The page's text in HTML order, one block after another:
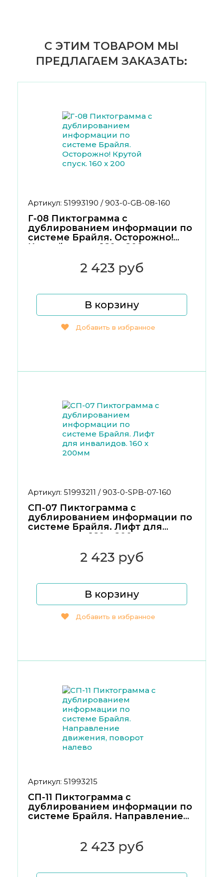
С ЭТИМ ТОВАРОМ МЫ
ПРЕДЛАГАЕМ ЗАКАЗАТЬ:
Артикул: 51993190 / 903-0-GB-08-160
Г-08 Пиктограмма с
дублированием информации по
системе Брайля. Осторожно!
Крутой спуск. 160 x 200
2 423 руб
В корзину
Добавить в избранное
Артикул: 51993211 / 903-0-SPB-07-160
СП-07 Пиктограмма с
дублированием информации по
системе Брайля. Лифт для
инвалидов. 160 x 200мм
2 423 руб
В корзину
Добавить в избранное
Артикул: 51993215
СП-11 Пиктограмма с
дублированием информации по
системе Брайля. Направление
2 423 руб